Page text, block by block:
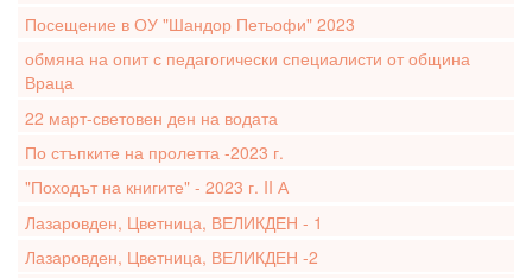
Посещение в ОУ "Шандор Петьофи" 2023
обмяна на опит с педагогически специалисти от община
Враца
22 март-световен ден на водата
По стъпките на пролетта -2023 г.
"Походът на книгите" - 2023 г. II А
Лазаровден, Цветница, ВЕЛИКДЕН - 1
Лазаровден, Цветница, ВЕЛИКДЕН -2